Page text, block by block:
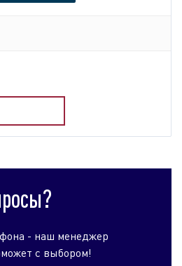
- наш менеджер
с выбором!